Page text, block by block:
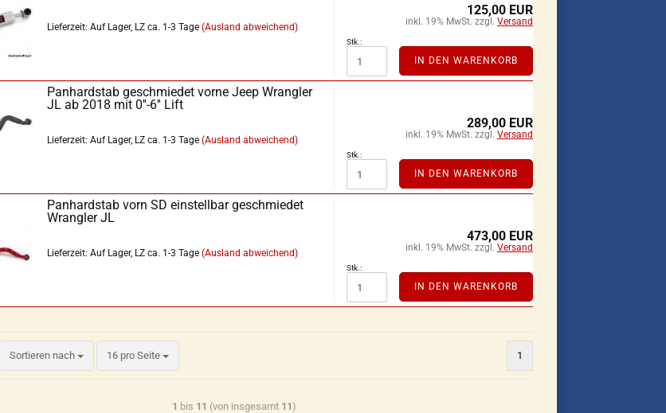
Lieferzeit: Auf Lager, LZ ca. 1-3 Tage (Ausland abweichend)
125,00 EUR
inkl. 19% MwSt. zzgl. Versand
Stk.:
IN DEN WARENKORB
Panhardstab geschmiedet vorne Jeep Wrangler
JL ab 2018 mit 0''-6'' Lift
Lieferzeit: Auf Lager, LZ ca. 1-3 Tage (Ausland abweichend)
289,00 EUR
inkl. 19% MwSt. zzgl. Versand
Stk.:
IN DEN WARENKORB
Panhardstab vorn SD einstellbar geschmiedet
Wrangler JL
Lieferzeit: Auf Lager, LZ ca. 1-3 Tage (Ausland abweichend)
473,00 EUR
inkl. 19% MwSt. zzgl. Versand
Stk.:
IN DEN WARENKORB
Sortieren nach 16 pro Seite 1
1 bis 11 (von insgesamt 11)